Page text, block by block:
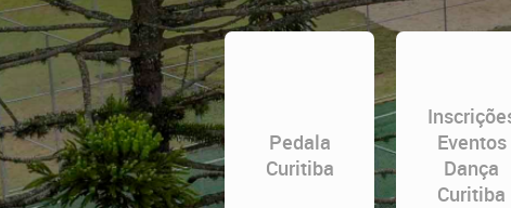
Pedala
Curitiba
Eventos
Dança
Curitiba